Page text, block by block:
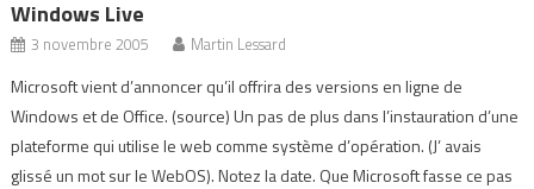
Windows Live
3 novembre 2005 Martin Lessard
Microsoft vient d’annoncer qu’il offrira des versions en ligne de
Windows et de Office. (source) Un pas de plus dans l’instauration d’une
plateforme qui utilise le web comme système d’opération. (J’ avais
glissé un mot sur le WebOS). Notez la date. Que Microsoft fasse ce pas